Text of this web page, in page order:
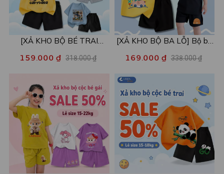
[XẢ KHO BỘ BÉ TRAI
nhiều mẫu - Quần áo bé trai
XB003
159.000 ₫ 318.000 ₫
[XẢ KHO BỘ BA LỖ] Bộ ba
size từ 15-40kg - Quần áo
bé trai - Loza Kids XABL01
169.000 ₫ 338.000 ₫